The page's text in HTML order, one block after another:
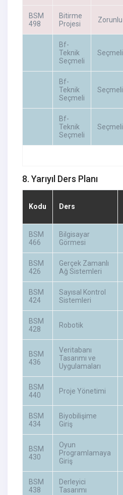
BSM
498
Bitirme
Projesi
Zorunlu
Bf-
Teknik
Seçmeli
Seçmeli
Bf-
Teknik
Seçmeli
Seçmeli
Bf-
Teknik
Seçmeli
Seçmeli
8. Yarıyıl Ders Planı
Kodu Ders
BSM
466
Bilgisayar
Görmesi
BSM
426
Gerçek Zamanlı
Ağ Sistemleri
BSM
424
Sayısal Kontrol
Sistemleri
BSM
428
Robotik
BSM
436
Veritabanı
Tasarımı ve
Uygulamaları
BSM
440
Proje Yönetimi
BSM
434
Biyobilişime
Giriş
BSM
430
Oyun
Programlamaya
Giriş
BSM
438
Derleyici
Tasarımı